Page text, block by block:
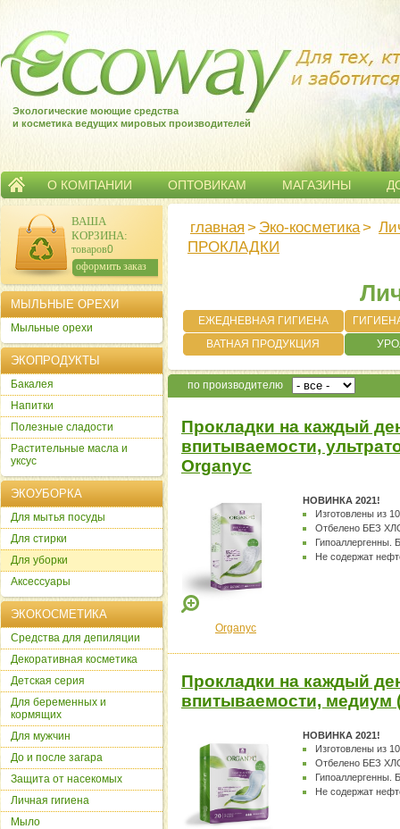
Экологические моющие средства
и косметика ведущих мировых производителей
О КОМПАНИИ ОПТОВИКАМ МАГАЗИНЫ
главная > Эко-косметика>
ПРОКЛАДКИ
ЕЖЕДНЕВНАЯ ГИГИЕНА
ВАТНАЯ ПРОДУКЦИЯ
по производителю
Прокладки на каждый
впитываемости,
Organyc
НОВИНКА 2021!
Изготовлены из
Отбелено БЕЗ
Гипоаллергенны.
Не содержат
Organyc
Прокладки на каждый
впитываемости, медиум
НОВИНКА 2021!
Изготовлены из
Отбелено БЕЗ
Гипоаллергенны.
Не содержат
ВАША
КОРЗИНА:
товаров:0
сумма: 0р.
оформить заказ
МЫЛЬНЫЕ ОРЕХИ
Мыльные орехи
ЭКОПРОДУКТЫ
Бакалея
Напитки
Полезные сладости
Растительные масла и
уксус
ЭКОУБОРКА
Для мытья посуды
Для стирки
Для уборки
Аксессуары
ЭКОКОСМЕТИКА
Cредства для депиляции
Декоративная косметика
Детская серия
Для беременных и
кормящих
Для мужчин
До и после загара
Защита от насекомых
Личная гигиена
Мыло